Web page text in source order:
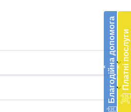
‹ Благодійна допомогав
‹ Платні послуги